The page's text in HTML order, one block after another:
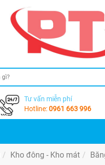
Tư vấn miễn phí
Hotline:0961 663 996
Kho đông - Kho mát